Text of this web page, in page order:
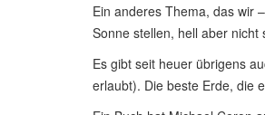
Ein anderes Thema, das wir
Sonne stellen, hell aber
Es gibt seit heuer übrigens
erlaubt). Die beste Erde, die